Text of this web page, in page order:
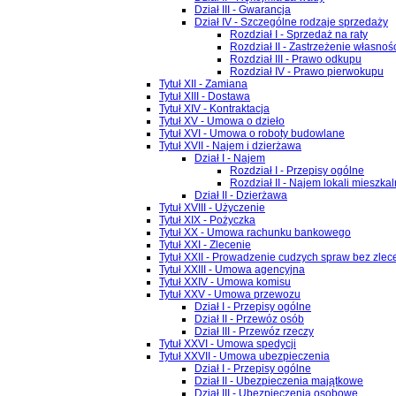
Dział III - Gwarancja
Dział IV - Szczególne rodzaje sprzedaży
Rozdział I - Sprzedaż na raty
Rozdział II - Zastrzeżenie
Rozdział III - Prawo odkupu
Rozdział IV - Prawo pierwokupu
Tytuł XII - Zamiana
Tytuł XIII - Dostawa
Tytuł XIV - Kontraktacja
Tytuł XV - Umowa o dzieło
Tytuł XVI - Umowa o roboty budowlane
Tytuł XVII - Najem i dzierżawa
Dział I - Najem
Rozdział I - Przepisy ogólne
Rozdział II - Najem lokali
Dział II - Dzierżawa
Tytuł XVIII - Użyczenie
Tytuł XIX - Pożyczka
Tytuł XX - Umowa rachunku bankowego
Tytuł XXI - Zlecenie
Tytuł XXII - Prowadzenie cudzych spraw bez
Tytuł XXIII - Umowa agencyjna
Tytuł XXIV - Umowa komisu
Tytuł XXV - Umowa przewozu
Dział I - Przepisy ogólne
Dział II - Przewóz osób
Dział III - Przewóz rzeczy
Tytuł XXVI - Umowa spedycji
Tytuł XXVII - Umowa ubezpieczenia
Dział I - Przepisy ogólne
Dział II - Ubezpieczenia majątkowe
Dział III - Ubezpieczenia osobowe